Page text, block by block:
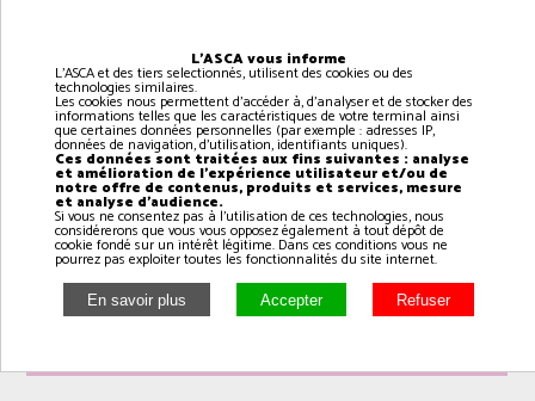
L'ASCA vous informe
L'ASCA et des tiers selectionnés, utilisent des cookies ou des
technologies similaires.
Les cookies nous permettent d'accéder à, d'analyser et de stocker des
informations telles que les caractéristiques de votre terminal ainsi
que certaines données personnelles (par exemple : adresses IP,
données de navigation, d'utilisation, identifiants uniques).
Ces données sont traitées aux fins suivantes : analyse
et amélioration de l'expérience utilisateur et/ou de
notre offre de contenus, produits et services, mesure
et analyse d'audience.
Si vous ne consentez pas à l'utilisation de ces technologies, nous
considérerons que vous vous opposez également à tout dépôt de
cookie fondé sur un intérêt légitime. Dans ces conditions vous ne
pourrez pas exploiter toutes les fonctionnalités du site internet.